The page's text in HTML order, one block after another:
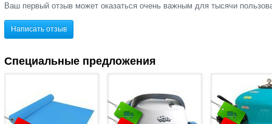
Ваш первый отзыв может оказаться очень важным для тысячи
Написать отзыв
Специальные предложения